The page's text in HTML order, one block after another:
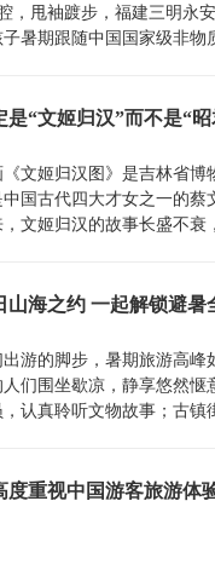
，甩袖踱步，福建三明永
暑期跟随中国国家级非物
“文姬归汉”而不是“昭
文姬归汉图》是吉林省博
国古代四大才女之一的蔡
文姬归汉的故事长盛不衰，
山海之约 一起解锁避暑
游的脚步，暑期旅游高峰
们围坐歇凉，静享悠然惬
认真聆听文物故事；古镇
度重视中国游客旅游体